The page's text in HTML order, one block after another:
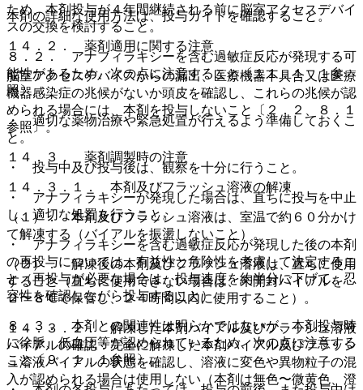
本剤の詳細な使用方法は、投与ガイドを確認すること。
１４．２． 薬剤適用に関する注意
脳室アクセスデバイスからの漏出、医療機器不具合又は医療
機器感染症の兆候がないか頭皮を確認し、これらの兆候が認
められる場合には、本剤を投与しないこと〔２．２、８．１
参照〕。
１４．３． 薬剤調製時の注意
１４．３．１． 本剤及びフラッシュ溶液の解凍
（１）． 本剤及びフラッシュ溶液は、室温で約６０分かけ
て解凍する（バイアルを振盪しないこと）。
（２）． 解凍後の本剤及びフラッシュ溶液は、直ちに使用
すること（直ちに使用できない場合は、未開封バイアルを
２〜８℃で保管し、２４時間以内に使用すること）。
１４．３．２． 解凍した本剤バイアル及びフラッシュ溶液
バイアルの確認：完全に解凍した本剤バイアル及びフラッシ
ュ溶液バイアルの状態を確認し、溶液に変色や異物粒子の混
入が認められる場合は使用しない（本剤は無色〜微黄色、澄
ため、本剤投与が４年間継続される前に脳室アクセスデバイ
スの交換を検討すること。
８．２． アナフィラキシーを含む過敏症反応が発現する可
能性があるため、次の点に注意すること〔１１．１．１参
照〕。
・ 適切な薬物治療や緊急処置が行えるよう準備しておくこ
と。
・ 投与中及び投与後は、観察を十分に行うこと。
・ アナフィラキシーが発現した場合は、直ちに投与を中止
し、適切な処置を行うこと。
・ アナフィラキシーを含む過敏症反応が発現した後の本剤
の再投与については、有益性と危険性を考慮して決定するこ
と（再投与が必要な場合は、投与速度を約半分に下げて、忍
容性を確認しながら投与すること）。
８．３． 本剤との関連性は明らかではないが、本剤投与時
に徐脈、低血圧等が認められているため、次の点に注意する
こと〔９．１．１参照〕。